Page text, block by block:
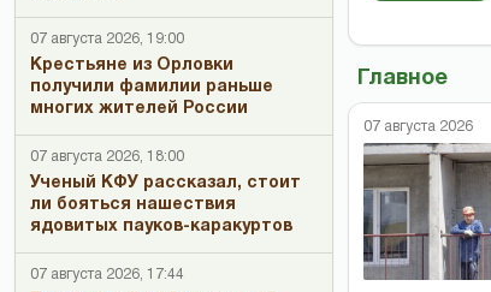
07 августа 2026, 19:00
Крестьяне из Орловки
получили фамилии раньше
многих жителей России
07 августа 2026, 18:00
Ученый КФУ рассказал, стоит
ли бояться нашествия
ядовитых пауков-каракуртов
07 августа 2026, 17:44
Главное
07 августа 2026